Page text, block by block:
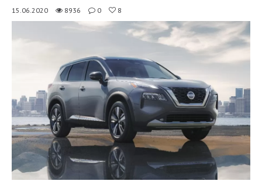
15.06.2020 8936 0 8